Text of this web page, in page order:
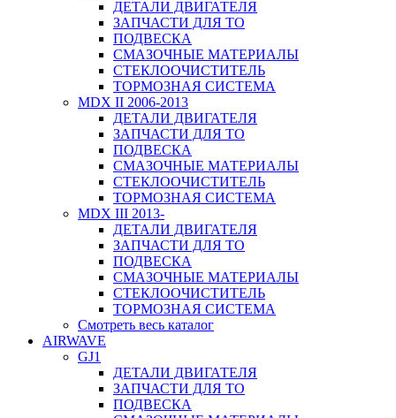
ДЕТАЛИ ДВИГАТЕЛЯ
ЗАПЧАСТИ ДЛЯ ТО
ПОДВЕСКА
СМАЗОЧНЫЕ МАТЕРИАЛЫ
СТЕКЛООЧИСТИТЕЛЬ
ТОРМОЗНАЯ СИСТЕМА
MDX II 2006-2013
ДЕТАЛИ ДВИГАТЕЛЯ
ЗАПЧАСТИ ДЛЯ ТО
ПОДВЕСКА
СМАЗОЧНЫЕ МАТЕРИАЛЫ
СТЕКЛООЧИСТИТЕЛЬ
ТОРМОЗНАЯ СИСТЕМА
MDX III 2013-
ДЕТАЛИ ДВИГАТЕЛЯ
ЗАПЧАСТИ ДЛЯ ТО
ПОДВЕСКА
СМАЗОЧНЫЕ МАТЕРИАЛЫ
СТЕКЛООЧИСТИТЕЛЬ
ТОРМОЗНАЯ СИСТЕМА
Смотреть весь каталог
AIRWAVE
GJ1
ДЕТАЛИ ДВИГАТЕЛЯ
ЗАПЧАСТИ ДЛЯ ТО
ПОДВЕСКА